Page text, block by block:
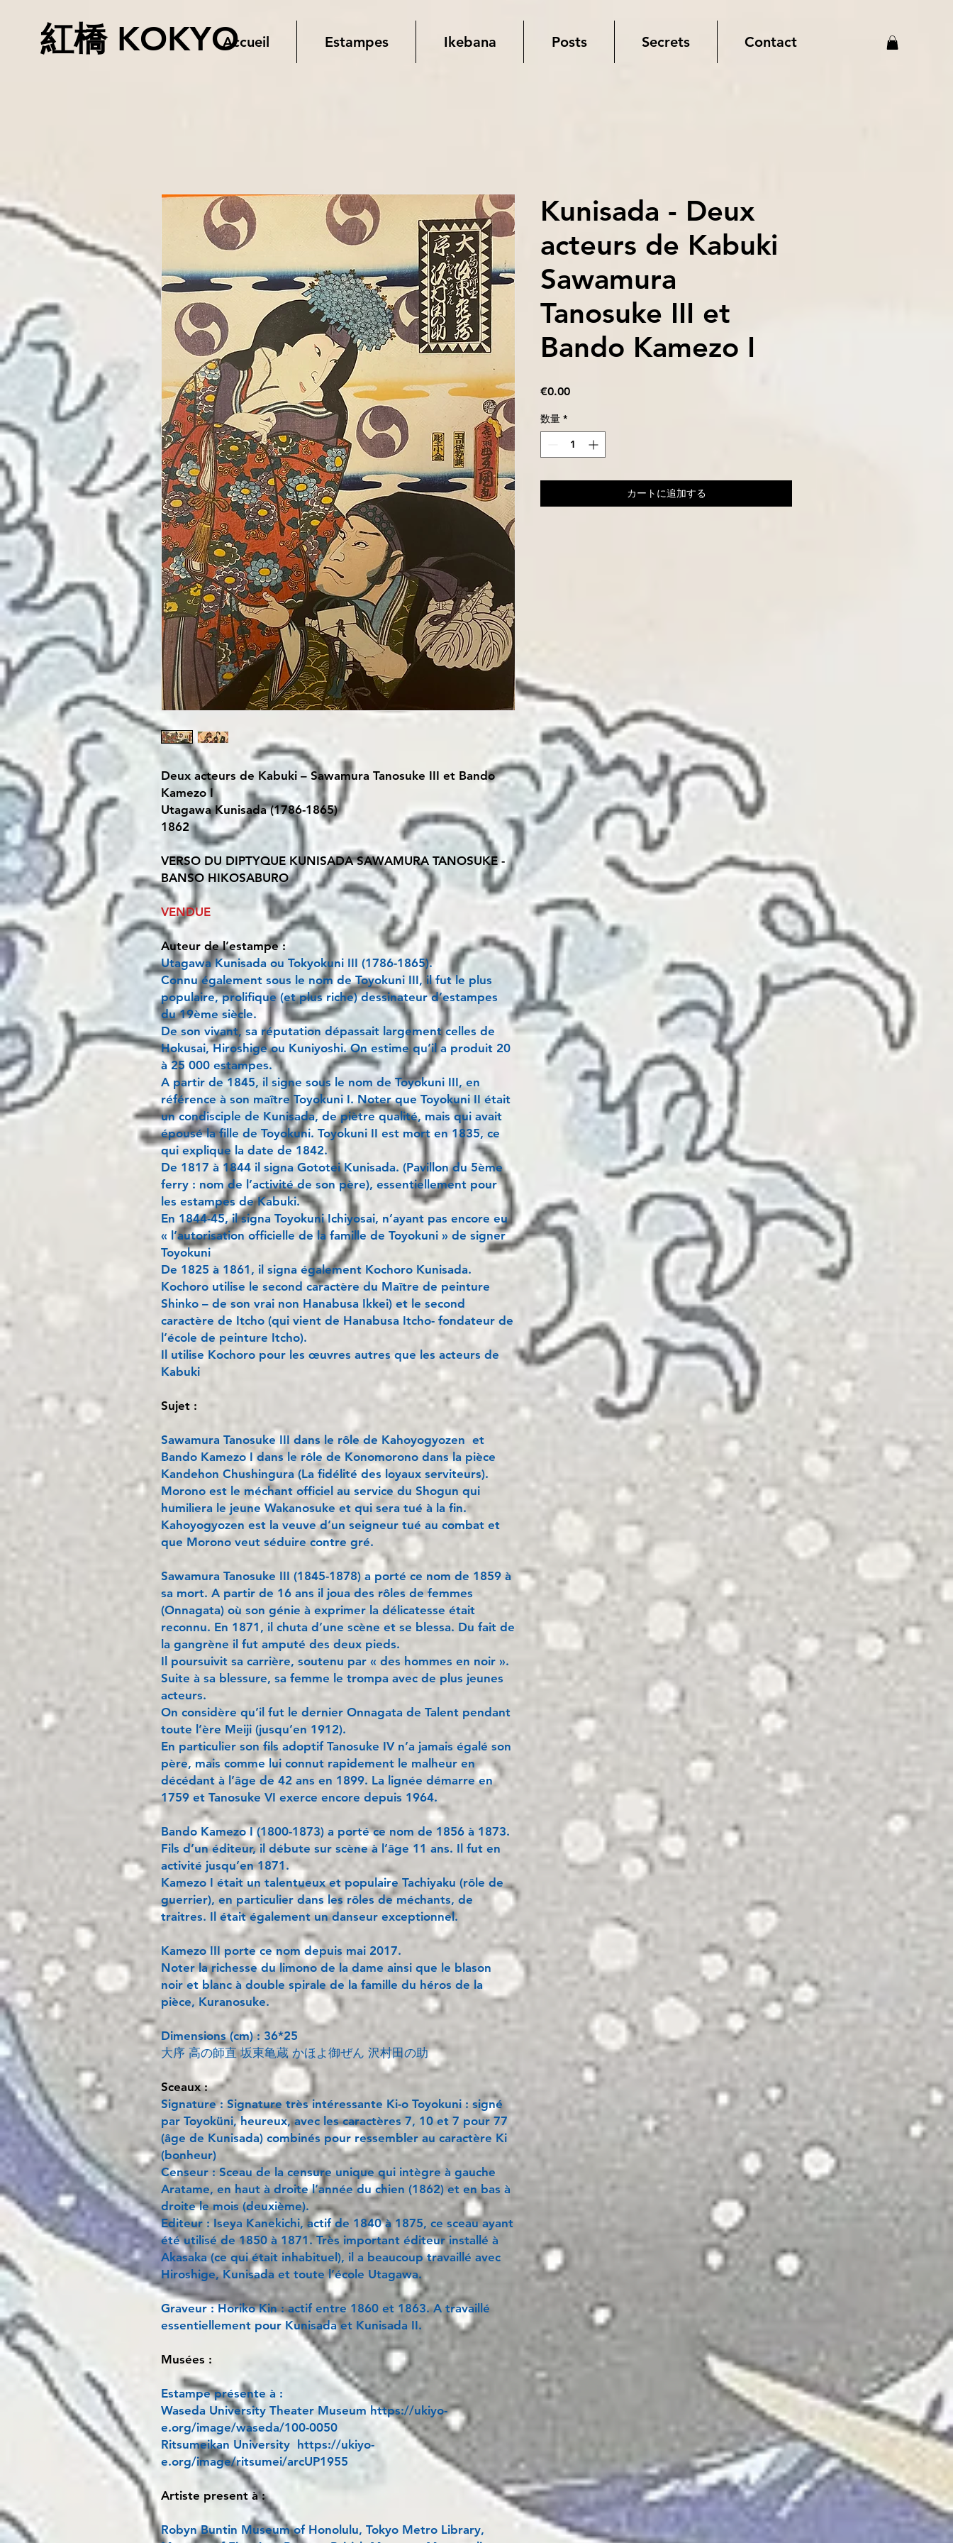
紅橋 KOKYOAccueil Estampes Ikebana Posts Secrets Contact
Deux acteurs de Kabuki – Sawamura Tanosuke III et Bando
Kamezo I
Utagawa Kunisada (1786-1865)
1862
VERSO DU DIPTYQUE KUNISADA SAWAMURA TANOSUKE -
BANSO HIKOSABURO
VENDUE
Auteur de l’estampe :
Utagawa Kunisada ou Tokyokuni III (1786-1865).
Connu également sous le nom de Toyokuni III, il fut le plus
populaire, prolifique (et plus riche) dessinateur d’estampes
du 19ème siècle.
De son vivant, sa réputation dépassait largement celles de
Hokusai, Hiroshige ou Kuniyoshi. On estime qu’il a produit 20
à 25 000 estampes.
A partir de 1845, il signe sous le nom de Toyokuni III, en
référence à son maître Toyokuni I. Noter que Toyokuni II était
un condisciple de Kunisada, de piètre qualité, mais qui avait
épousé la fille de Toyokuni. Toyokuni II est mort en 1835, ce
qui explique la date de 1842.
De 1817 à 1844 il signa Gototei Kunisada. (Pavillon du 5ème
ferry : nom de l’activité de son père), essentiellement pour
les estampes de Kabuki.
En 1844-45, il signa Toyokuni Ichiyosai, n’ayant pas encore eu
« l’autorisation officielle de la famille de Toyokuni » de signer
Toyokuni
De 1825 à 1861, il signa également Kochoro Kunisada.
Kochoro utilise le second caractère du Maître de peinture
Shinko – de son vrai non Hanabusa Ikkei) et le second
caractère de Itcho (qui vient de Hanabusa Itcho- fondateur de
l’école de peinture Itcho).
Il utilise Kochoro pour les œuvres autres que les acteurs de
Kabuki
Sujet :
Sawamura Tanosuke III dans le rôle de Kahoyogyozen et
Bando Kamezo I dans le rôle de Konomorono dans la pièce
Kandehon Chushingura (La fidélité des loyaux serviteurs).
Morono est le méchant officiel au service du Shogun qui
humiliera le jeune Wakanosuke et qui sera tué à la fin.
Kahoyogyozen est la veuve d’un seigneur tué au combat et
que Morono veut séduire contre gré.
Sawamura Tanosuke III (1845-1878) a porté ce nom de 1859 à
sa mort. A partir de 16 ans il joua des rôles de femmes
(Onnagata) où son génie à exprimer la délicatesse était
reconnu. En 1871, il chuta d’une scène et se blessa. Du fait de
la gangrène il fut amputé des deux pieds.
Il poursuivit sa carrière, soutenu par « des hommes en noir ».
Suite à sa blessure, sa femme le trompa avec de plus jeunes
acteurs.
On considère qu’il fut le dernier Onnagata de Talent pendant
toute l’ère Meiji (jusqu’en 1912).
En particulier son fils adoptif Tanosuke IV n’a jamais égalé son
père, mais comme lui connut rapidement le malheur en
décédant à l’âge de 42 ans en 1899. La lignée démarre en
1759 et Tanosuke VI exerce encore depuis 1964.
Bando Kamezo I (1800-1873) a porté ce nom de 1856 à 1873.
Fils d’un éditeur, il débute sur scène à l’âge 11 ans. Il fut en
activité jusqu’en 1871.
Kamezo I était un talentueux et populaire Tachiyaku (rôle de
guerrier), en particulier dans les rôles de méchants, de
traitres. Il était également un danseur exceptionnel.
Kamezo III porte ce nom depuis mai 2017.
Noter la richesse du limono de la dame ainsi que le blason
noir et blanc à double spirale de la famille du héros de la
pièce, Kuranosuke.
Dimensions (cm) : 36*25
大序 高の師直 坂東亀蔵 かほよ御ぜん 沢村田の助
Sceaux :
Signature : Signature très intéressante Ki-o Toyokuni : signé
par Toyoküni, heureux, avec les caractères 7, 10 et 7 pour 77
(âge de Kunisada) combinés pour ressembler au caractère Ki
(bonheur)
Censeur : Sceau de la censure unique qui intègre à gauche
Aratame, en haut à droite l’année du chien (1862) et en bas à
droite le mois (deuxième).
Editeur : Iseya Kanekichi, actif de 1840 à 1875, ce sceau ayant
été utilisé de 1850 à 1871. Très important éditeur installé à
Akasaka (ce qui était inhabituel), il a beaucoup travaillé avec
Hiroshige, Kunisada et toute l’école Utagawa.
Graveur : Horiko Kin : actif entre 1860 et 1863. A travaillé
essentiellement pour Kunisada et Kunisada II.
Musées :
Estampe présente à :
Waseda University Theater Museum https://ukiyo-
e.org/image/waseda/100-0050
Ritsumeikan University https://ukiyo-
e.org/image/ritsumei/arcUP1955
Artiste present à :
Robyn Buntin Museum of Honolulu, Tokyo Metro Library,
Kunisada - Deux
acteurs de Kabuki
Sawamura
Tanosuke III et
Bando Kamezo I
€0.00価
数量 *
カートに追加する